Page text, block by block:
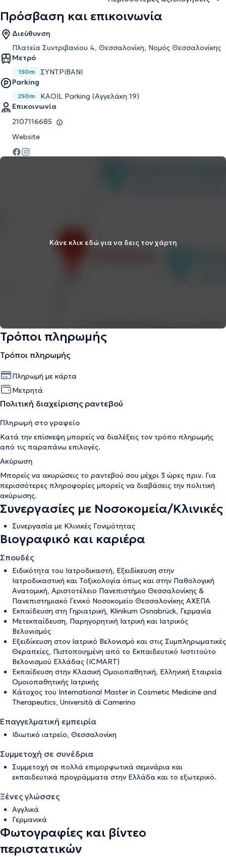
Πρόσβαση και επικοινωνία
Διεύθυνση
Πλατεία Συντριβανίου 4, Θεσσαλονίκη, Νομός Θεσσαλονίκης
Μετρό
150m
ΣΥΝΤΡΙΒΑΝΙ
Parking
250m
KAOIL Parking (Αγγελάκη 19)
Επικοινωνία
2107116685
Website
Κάνε κλικ εδώ για να δεις τον χάρτη
Τρόποι πληρωμής
Τρόποι πληρωμής
Πληρωμή με κάρτα
Μετρητά
Πολιτική διαχείρισης ραντεβού
Πληρωμή στο γραφείο
Κατά την επίσκεψη μπορείς να διαλέξεις τον τρόπο πληρωμής
από τις παραπάνω επιλογές.
Ακύρωση
Μπορείς να ακυρώσεις το ραντεβού σου μέχρι 3 ώρες πριν. Για
περισσότερες πληροφορίες μπορείς να διαβάσεις την πολιτική
ακύρωσης.
Συνεργασίες με Νοσοκομεία/Κλινικές
Συνεργασία με Κλινικές Γονιμότητας
Βιογραφικό και καριέρα
Σπουδές
Ειδικότητα του Ιατροδικαστή, Εξειδίκευση στην
Ιατροδικαστική και Τοξικολογία όπως και στην Παθολογική
Ανατομική, Αριστοτέλειο Πανεπιστήμιο Θεσσαλονίκης &
Πανεπιστημιακό Γενικό Νοσοκομείο Θεσσαλονίκης ΑΧΕΠΑ
Εκπαίδευση στη Γηριατρική, Klinikum Osnabrück, Γερμανία
Μετεκπαίδευση, Παρηγορητική Ιατρική και Ιατρικός
Βελονισμός
Εξειδίκευση στον Ιατρικό Βελονισμό και στις Συμπληρωματικές
Θεραπείες, Πιστοποιημένη από το Εκπαιδευτικό Ινστιτούτο
Βελονισμού Ελλάδας (ICMART)
Εκπαίδευση στην Κλασική Ομοιοπαθητική, Ελληνική Εταιρεία
Ομοιοπαθητικής Ιατρικής
Κάτοχος του International Master in Cosmetic Medicine and
Therapeutics, Università di Camerino
Επαγγελματική εμπειρία
Ιδιωτικό ιατρείο, Θεσσαλονίκη
Συμμετοχή σε συνέδρια
Συμμετοχή σε πολλά επιμορφωτικά σεμινάρια και
εκπαιδευτικά προγράμματα στην Ελλάδα και το εξωτερικό.
Ξένες γλώσσες
Αγγλικά
Γερμανικά
Φωτογραφίες και βίντεο
περιστατικών